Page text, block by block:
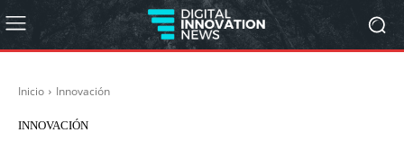
Inicio Innovación
INNOVACIÓN